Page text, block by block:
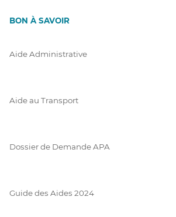
BON À SAVOIR
Aide Administrative
Aide au Transport
Dossier de Demande APA
Guide des Aides 2024